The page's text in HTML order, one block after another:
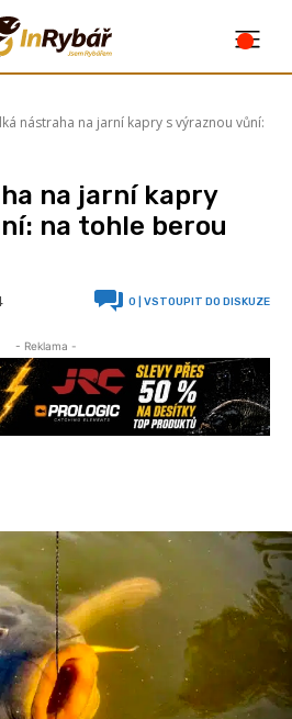
nástraha na jarní kapry s výraznou vůní:
na jarní kapry
na tohle berou
0 | VSTOUPIT DO DISKUZE
- Reklama -